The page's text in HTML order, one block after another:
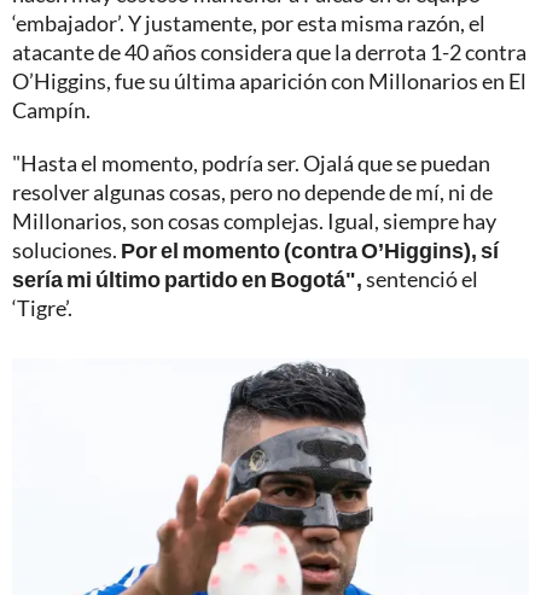
‘embajador’. Y justamente, por esta misma razón, el
atacante de 40 años considera que la derrota 1-2 contra
O’Higgins, fue su última aparición con Millonarios en El
Campín.
"Hasta el momento, podría ser. Ojalá que se puedan
resolver algunas cosas, pero no depende de mí, ni de
Millonarios, son cosas complejas. Igual, siempre hay
soluciones. Por el momento (contra O’Higgins), sí
sería mi último partido en Bogotá",sentenció el
‘Tigre’.